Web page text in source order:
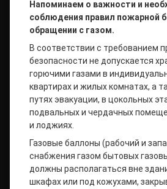
Напоминаем о важности и
соблюдения правил пожарной
обращении с газом.
В соответствии с требованием
безопасности не допускается
горючими газами в
квартирах и жилых комнатах, а
путях эвакуации, в цокольных
подвальных и чердачных
и лоджиях.
Газовые баллоны (рабочий и
снабжения газом бытовых
должны располагаться вне
шкафах или под кожухами,